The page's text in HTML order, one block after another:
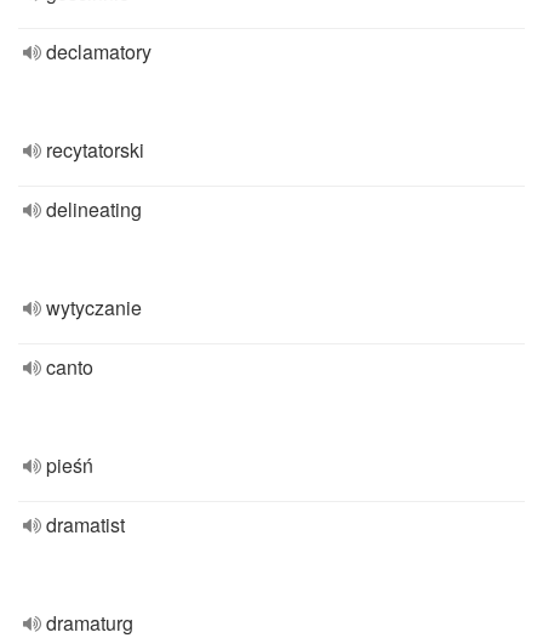
declamatory
recytatorski
delineating
wytyczanie
canto
pieśń
dramatist
dramaturg